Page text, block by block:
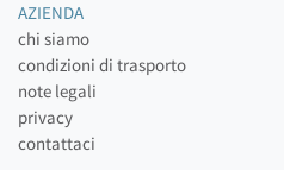
AZIENDA
chi siamo
condizioni di trasporto
note legali
privacy
contattaci